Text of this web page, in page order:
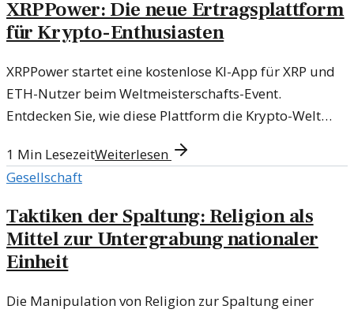
XRPPower: Die neue Ertragsplattform
für Krypto-Enthusiasten
XRPPower startet eine kostenlose KI-App für XRP und
ETH-Nutzer beim Weltmeisterschafts-Event.
Entdecken Sie, wie diese Plattform die Krypto-Welt
1 Min LesezeitWeiterlesen
Gesellschaft
Taktiken der Spaltung: Religion als
Mittel zur Untergrabung nationaler
Einheit
Die Manipulation von Religion zur Spaltung einer